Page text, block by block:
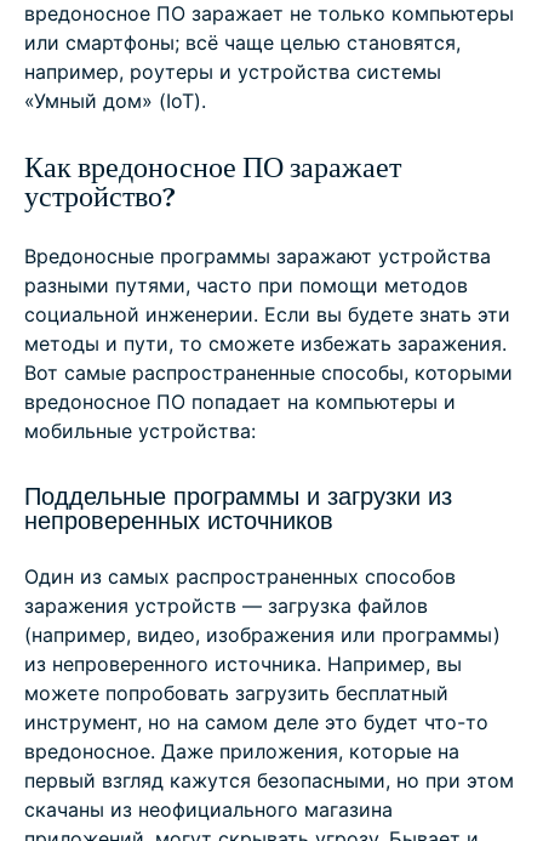
вредоносное ПО заражает не только компьютеры
или смартфоны; всё чаще целью становятся,
например, роутеры и устройства системы
«Умный дом» (IoT).
Как вредоносное ПО заражает
устройство?
Вредоносные программы заражают устройства
разными путями, часто при помощи методов
социальной инженерии. Если вы будете знать эти
методы и пути, то сможете избежать заражения.
Вот самые распространенные способы, которыми
вредоносное ПО попадает на компьютеры и
мобильные устройства:
Поддельные программы и загрузки из
непроверенных источников
Один из самых распространенных способов
заражения устройств — загрузка файлов
(например, видео, изображения или программы)
из непроверенного источника. Например, вы
можете попробовать загрузить бесплатный
инструмент, но на самом деле это будет что-то
вредоносное. Даже приложения, которые на
первый взгляд кажутся безопасными, но при этом
скачаны из неофициального магазина